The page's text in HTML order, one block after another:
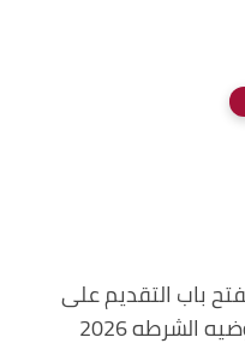
باب التقديم على
الشرطه 2026